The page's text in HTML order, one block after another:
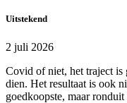
Uitstekend
2 juli 2026
Covid of niet, het traject is
dien. Het resultaat is ook
goedkoopste, maar